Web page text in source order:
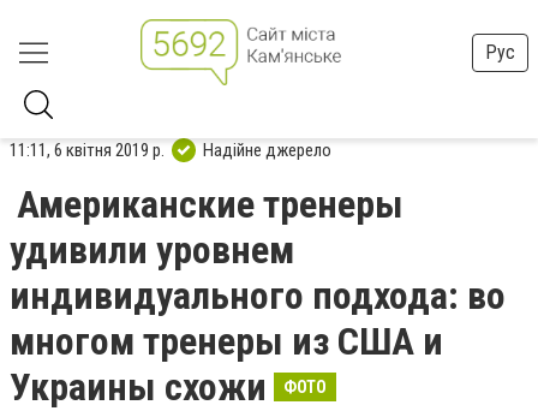
Рус
11:11, 6 квітня 2019 р. Надійне джерело
Американские тренеры
удивили уровнем
индивидуального подхода: во
многом тренеры из США и
Украины схожи
ФОТО